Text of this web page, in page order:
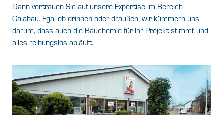
Dann vertrauen Sie auf unsere Expertise im Bereich
Galabau. Egal ob drinnen oder draußen, wir kümmern uns
darum, dass auch die Bauchemie für Ihr Projekt stimmt und
alles reibungslos abläuft.